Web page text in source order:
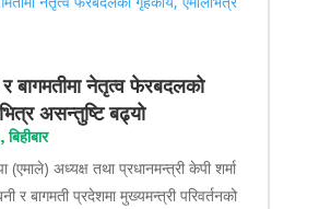
र बागमतीमा नेतृत्व फेरबदलको
असन्तुष्टि बढ्यो
अध्यक्ष तथा प्रधानमन्त्री केपी शर्मा
र बागमती प्रदेशमा मुख्यमन्त्री परिवर्तनको